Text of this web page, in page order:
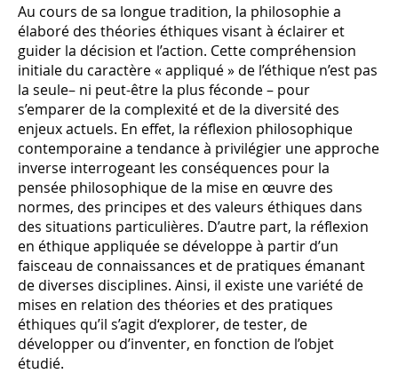
Au cours de sa longue tradition, la philosophie a
élaboré des théories éthiques visant à éclairer et
guider la décision et l’action. Cette compréhension
initiale du caractère « appliqué » de l’éthique n’est pas
la seule– ni peut-être la plus féconde – pour
s’emparer de la complexité et de la diversité des
enjeux actuels. En effet, la réflexion philosophique
contemporaine a tendance à privilégier une approche
inverse interrogeant les conséquences pour la
pensée philosophique de la mise en œuvre des
normes, des principes et des valeurs éthiques dans
des situations particulières. D’autre part, la réflexion
en éthique appliquée se développe à partir d’un
faisceau de connaissances et de pratiques émanant
de diverses disciplines. Ainsi, il existe une variété de
mises en relation des théories et des pratiques
éthiques qu’il s’agit d‘explorer, de tester, de
développer ou d’inventer, en fonction de l’objet
étudié.